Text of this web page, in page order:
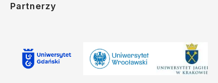
Partnerzy